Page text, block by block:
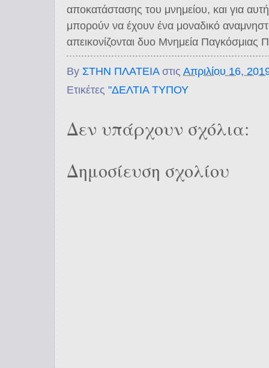
αποκατάστασης του μνημείου, και για
μπορούν να έχουν ένα μοναδικό
απεικονίζονται δυο Μνημεία Παγκόσμιας
By ΣΤΗΝ ΠΛΑΤΕΙΑ στις Απριλίου 16,
Ετικέτες "ΔΕΛΤΙΑ ΤΥΠΟΥ
Δεν υπάρχουν σχόλια:
Δημοσίευση σχολίου